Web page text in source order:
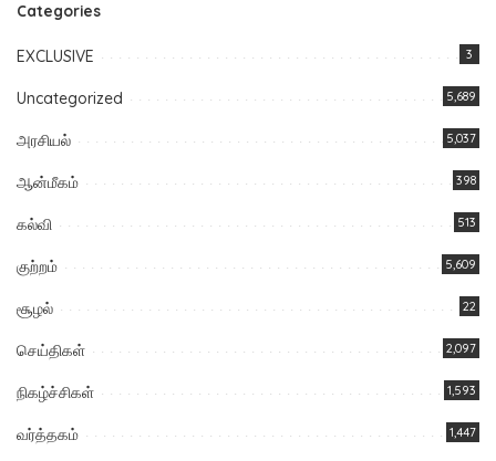
Categories
EXCLUSIVE 3
Uncategorized 5,689
அரசியல் 5,037
ஆன்மீகம் 398
கல்வி 513
குற்றம் 5,609
சூழல் 22
செய்திகள் 2,097
நிகழ்ச்சிகள் 1,593
வர்த்தகம் 1,447